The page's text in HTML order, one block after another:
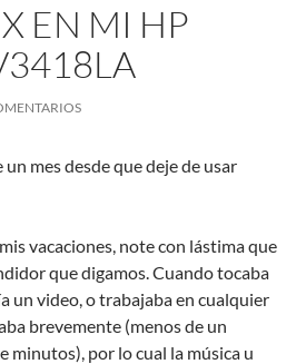
EN MI HP
mes desde que deje de usar
vacaciones, note con lástima que
que digamos. Cuando tocaba
un video, o trabajaba en cualquier
brevemente (menos de un
minutos), por lo cual la música u